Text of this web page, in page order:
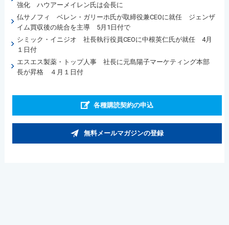
強化 ハウアーメイレン氏は会長に
仏サノフィ ベレン・ガリーホ氏が取締役兼CEOに就任 ジェンザ
イム買収後の統合を主導 5月1日付で
シミック・イニジオ 社長執行役員CEOに中根英仁氏が就任 4月
１日付
エスエス製薬・トップ人事 社長に元島陽子マーケティング本部
長が昇格 ４月１日付
各種購読契約の申込
無料メールマガジンの登録